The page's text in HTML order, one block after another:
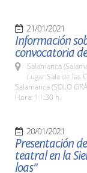
21/01/2021
Información
convocatoria
Salamanca
Lugar:Sala de las
Salamanca (SOLO
Hora: 11:30 h.
20/01/2021
Presentación
teatral en la
loas"